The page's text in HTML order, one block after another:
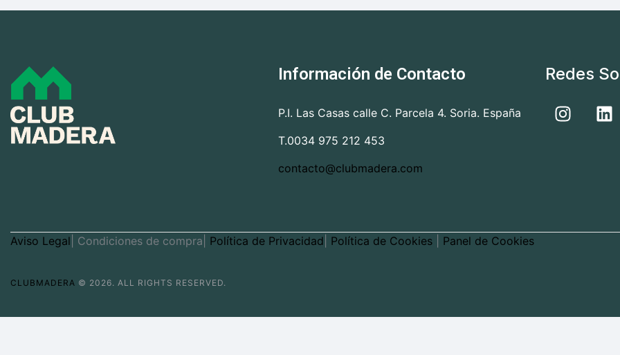
Información de Contacto
P.I. Las Casas calle C. Parcela 4. Soria. España
T.0034 975 212 453
contacto@clubmadera.com
Redes
Aviso Legal | Condiciones de compra| Política de Privacidad Política de Cookies Panel de Cookies
CLUBMADERA © 2026. ALL RIGHTS RESERVED.